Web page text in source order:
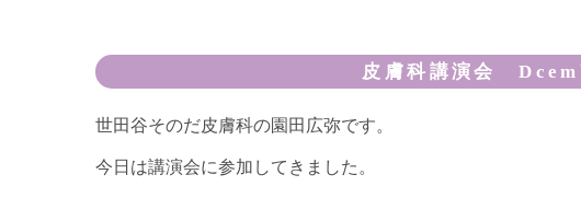
皮膚科講演会
世田谷そのだ皮膚科の園田広弥です。
今日は講演会に参加してきました。